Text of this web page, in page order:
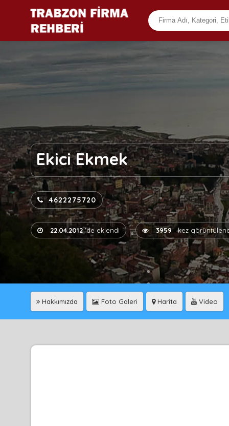
Ekici Ekmek
4622275720
22.04.2012'de eklendi 3959kez
Hakkımızda Foto Galeri Harita Video